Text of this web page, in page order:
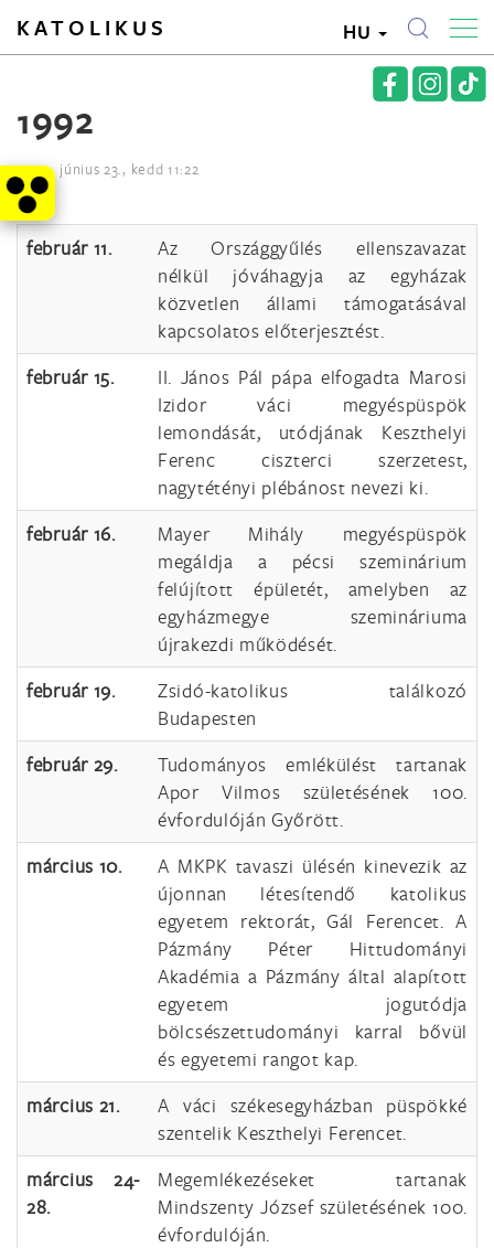
KATOLIKUS HU
1992
2009. június 23., kedd 11:22
február 11.
Az Országgyűlés ellenszavazat
nélkül jóváhagyja az egyházak
közvetlen állami támogatásával
kapcsolatos előterjesztést.
február 15.
II. János Pál pápa elfogadta Marosi
Izidor váci megyéspüspök
lemondását, utódjának Keszthelyi
Ferenc ciszterci szerzetest,
nagytétényi plébánost nevezi ki.
február 16.
Mayer Mihály megyéspüspök
megáldja a pécsi szeminárium
felújított épületét, amelyben az
egyházmegye szemináriuma
újrakezdi működését.
február 19.
Zsidó-katolikus találkozó
Budapesten
február 29.
Tudományos emlékülést tartanak
Apor Vilmos születésének 100.
évfordulóján Győrött.
március 10.
A MKPK tavaszi ülésén kinevezik az
újonnan létesítendő katolikus
egyetem rektorát, Gál Ferencet. A
Pázmány Péter Hittudományi
Akadémia a Pázmány által alapított
egyetem jogutódja
bölcsészettudományi karral bővül
és egyetemi rangot kap.
március 21.
A váci székesegyházban püspökké
szentelik Keszthelyi Ferencet.
március 24-
28.
Megemlékezéseket tartanak
Mindszenty József születésének 100.
évfordulóján.